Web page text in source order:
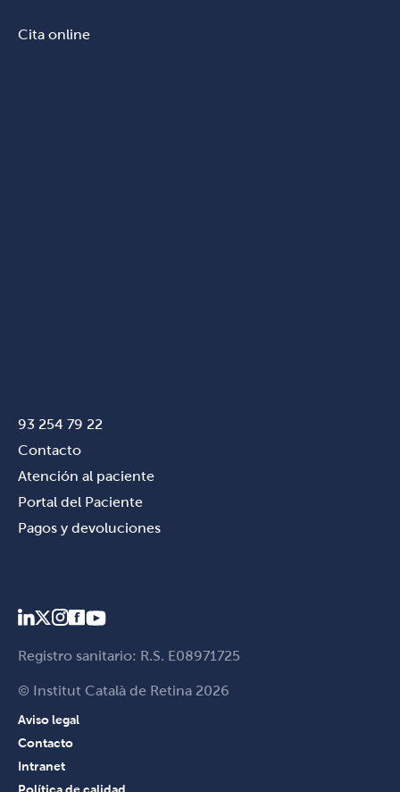
Cita online
93 254 79 22
Contacto
Atención al paciente
Portal del Paciente
Pagos y devoluciones
Registro sanitario: R.S. E08971725
© Institut Català de Retina 2026
Aviso legal
Contacto
Intranet